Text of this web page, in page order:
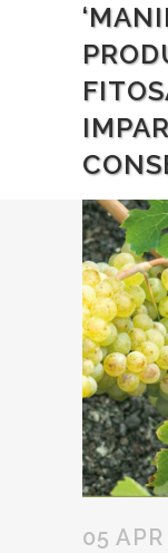
05 APR